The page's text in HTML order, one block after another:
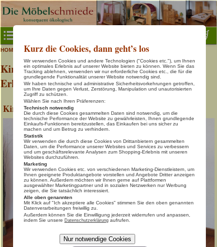
Baby- & Kinderzimmer
Baby- & Kinderbetten
Gäste- & Jugendbetten
Kinder- & Jugendschreibtische
Natur-Spielmöbel
Regale- & Würfelsysteme
Home Office
Schöner Wohnen
Schlafen in Natur
Tische, Bänke, Stühle
Info & Kontakt
Warenkorb
HOME Kinder- & Jugendschreibtische>Fina
Kinderschreibtisch »FINA« aus massiver Bio-
Erle
Kinderschreibtisch »FINA«
Kurz die Cookies, dann geht’s los
Wir verwenden Cookies und andere Technologien ("Cookies etc."), um Ihnen
ein optimales Erlebnis auf unserer Website bieten zu können. Wenn Sie das
Tracking ablehnen, verwenden wir nur erforderliche Cookies etc., die für die
grundlegende Funktionalität unserer Website notwendig sind.
Wir haben technische und administrative Sicherheitsvorkehrungen getroffen,
um Ihre Daten gegen Verlust, Zerstörung, Manipulation und unautorisierten
Zugriff zu schützen.
Wählen Sie nach Ihren Präferenzen:
Technisch notwendig
Die durch diese Cookies gesammelten Daten sind notwendig, um die
technische Performance der Website zu gewährleisten, Ihnen grundlegende
Einkaufs-Funktionen bereitzustellen, das Einkaufen bei uns sicher zu
machen und um Betrug zu verhindern.
Statistik
Wir verwenden die durch diese Cookies von Drittanbietern gesammelten
Daten, um die Performance unserer Websites und Services zu verbessern
und um geschäftsrelevante Analysen zum Shopping-Erlebnis mit unseren
Websites durchzuführen.
Marketing
Wir verwenden Cookies etc. von verschiedenen Marketing-Dienstleistern, um
Ihnen geeignete Produktangebote vorstellen und Angebote Dritter anzeigen
zu können. Außerdem möchten wir Ihnen gerne auf Plattformen
ausgewählter Marketingpartner und in sozialen Netzwerken nur Werbung
zeigen, die Sie tatsächlich interessiert.
Alle oben genannten
Mit Klick auf "Ich akzeptiere alle Cookies" stimmen Sie den oben genannten
Datenverarbeitungen freiwillig zu.
Außerdem können Sie die Einwilligung jederzeit widerrufen und anpassen,
indem Sie unsere Datenschutzerklärungaufrufen.
Nur notwendige Cookies